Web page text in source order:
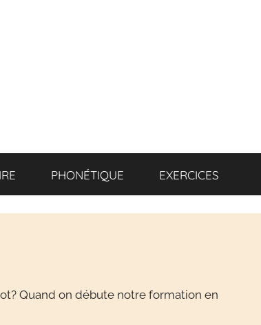
PHONÉTIQUE EXERCICES
Quand on débute notre formation en